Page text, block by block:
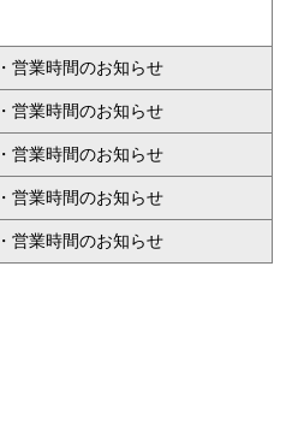
営業時間のお知らせ
営業時間のお知らせ
営業時間のお知らせ
営業時間のお知らせ
営業時間のお知らせ